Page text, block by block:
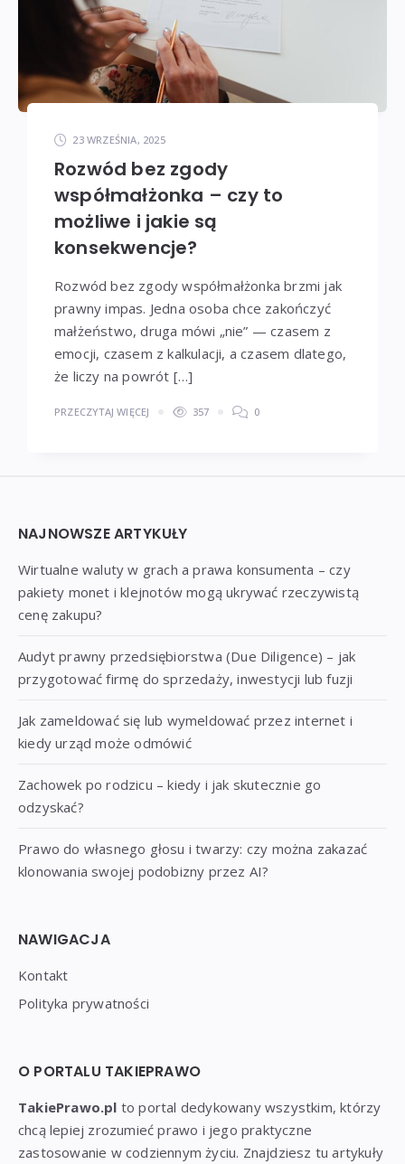
23 WRZEŚNIA, 2025
Rozwód bez zgody
współmałżonka – czy to
możliwe i jakie są
konsekwencje?
Rozwód bez zgody współmałżonka brzmi jak
prawny impas. Jedna osoba chce zakończyć
małżeństwo, druga mówi „nie” — czasem z
emocji, czasem z kalkulacji, a czasem dlatego,
że liczy na powrót […]
PRZECZYTAJ WIĘCEJ 357 0
Widgets
NAJNOWSZE ARTYKUŁY
Wirtualne waluty w grach a prawa konsumenta – czy
pakiety monet i klejnotów mogą ukrywać rzeczywistą
cenę zakupu?
Audyt prawny przedsiębiorstwa (Due Diligence) – jak
przygotować firmę do sprzedaży, inwestycji lub fuzji
Jak zameldować się lub wymeldować przez internet i
kiedy urząd może odmówić
Zachowek po rodzicu – kiedy i jak skutecznie go
odzyskać?
Prawo do własnego głosu i twarzy: czy można zakazać
klonowania swojej podobizny przez AI?
NAWIGACJA
Kontakt
Polityka prywatności
O PORTALU TAKIEPRAWO
TakiePrawo.pl to portal dedykowany wszystkim, którzy
chcą lepiej zrozumieć prawo i jego praktyczne
zastosowanie w codziennym życiu. Znajdziesz tu artykuły